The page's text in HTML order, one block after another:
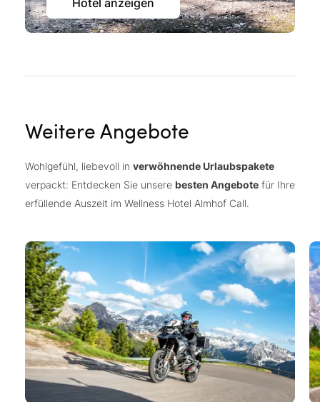
Hotel anzeigen
Weitere Angebote
Wohlgefühl, liebevoll in verwöhnende Urlaubspakete
verpackt: Entdecken Sie unsere besten Angebote für Ihre
erfüllende Auszeit im Wellness Hotel Almhof Call.